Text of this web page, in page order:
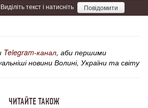
текст і натисніть Повідомити
Telegram-канал, аби першими
новини Волині, України та світу
ЧИТАЙТЕ ТАКОЖ